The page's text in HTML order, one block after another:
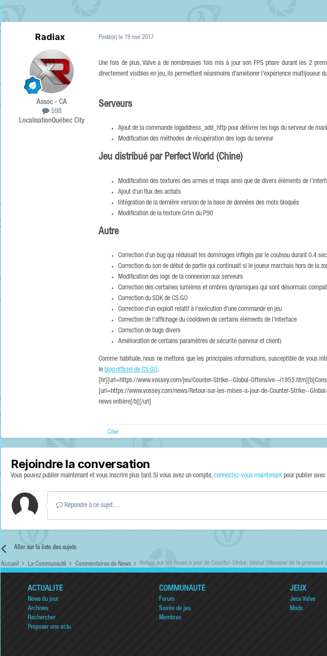
Radiax
Assoc - CA
598
LocalisationQuébec City
Posté(e) le 19 mai 2017
Une fois de plus, Valve a de nombreuses fois mis à jour son FPS phare durant les 2
directement visibles en jeu, ils permettent néanmoins d'améliorer l'expérience multijoueur
Serveurs
Ajout de la commande logaddress_add_http pour délivrer les logs du serveur de
Modification des méthodes de récupération des logs du serveur
Jeu distribué par Perfect World (Chine)
Modification des textures des armes et maps ainsi que de divers éléments de
Ajout d'un flux des achats
Intégration de la dernière version de la base de données des mots bloqués
Modification de la texture Grim du P90
Autre
Correction d'un bug qui réduisait les dommages infligés par le couteau durant 0.4
Correction du son de début de partie qui continuait si le joueur marchais hors de la
Modification des logs de la connexion aux serveurs
Correction des certaines lumières et ombres dynamiques qui sont désormais
Correction du SDK de CS:GO
Correction d'un exploit relatif à l'exécution d'une commande en jeu
Correction de l'affichage du cooldown de certains éléments de l'interface
Correction de bugs divers
Amélioration de certains paramètres de sécurité (serveur et client)
Comme habitude, nous ne mettons que les principales informations, susceptible de vous
le blog officiel de CS:GO.
[hr][url=https://www.vossey.com/jeu/Counter-Strike--Global-Offensive--
[url=https://www.vossey.com/news/Retour-sur-les-mises-a-jour-de-Counter-Strike--
news entière[/b][/url]
Citer
Rejoindre la conversation
Vous pouvez publier maintenant et vous inscrire plus tard. Si vous avez un compte,connectez-vous maintenant pour publier
Répondre à ce sujet…
Aller sur la liste des sujets
Accueil La Communauté Commentaires de News Retour sur les mises à jour de Counter-Strike: Global Offensive de la première
ACTUALITÉ
News du jour
Archives
Rechercher
Proposer une actu
COMMUNAUTÉ
Forum
Soirée de jeu
Membres
JEUX
Jeux Valve
Mods